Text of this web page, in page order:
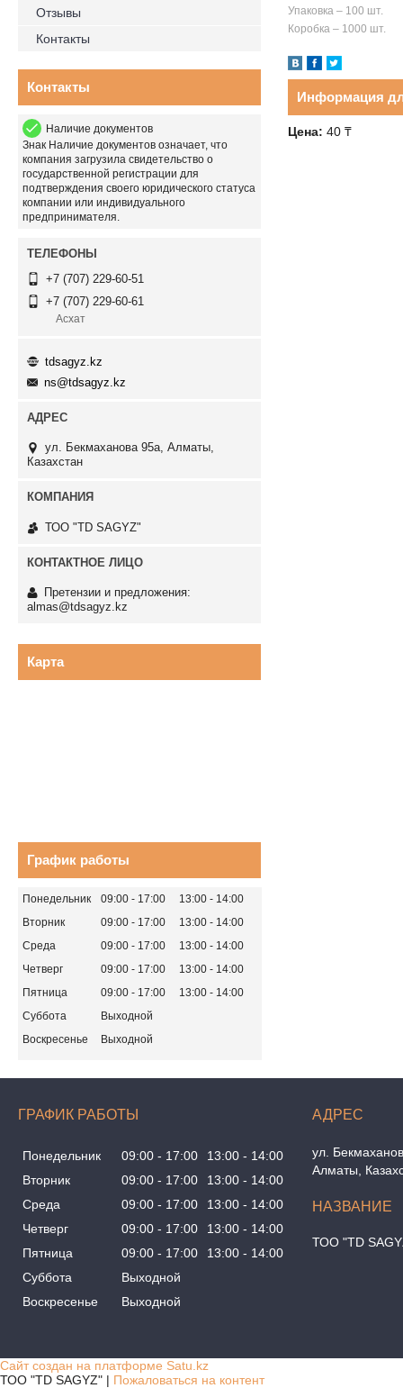
Упаковка – 100 шт.
Коробка – 1000 шт.
Информация
Цена: 40 ₸
Отзывы
Контакты
Контакты
Наличие документов
Знак Наличие документов означает, что
компания загрузила свидетельство о
государственной регистрации для
подтверждения своего юридического статуса
компании или индивидуального
предпринимателя.
+7 (707) 229-60-51
+7 (707) 229-60-61
Асхат
tdsagyz.kz
ns@tdsagyz.kz
ул. Бекмаханова 95а, Алматы,
Казахстан
ТОО "TD SAGYZ"
Претензии и предложения:
almas@tdsagyz.kz
Карта
График работы
Понедельник 09:00 17:00 13:00
14:00
Вторник
09:00 17:00 13:00
14:00
Среда
09:00 17:00 13:00
14:00
Четверг
09:00 17:00 13:00
14:00
Пятница
09:00 17:00 13:00
14:00
Суббота
Выходной
Воскресенье
Выходной
ГРАФИК РАБОТЫ
Понедельник 09:00 17:00 13:00
14:00
Вторник
09:00 17:00 13:00
14:00
Среда
09:00 17:00 13:00
14:00
Четверг
09:00 17:00 13:00
14:00
Пятница
09:00 17:00 13:00
14:00
Суббота
Выходной
Воскресенье
Выходной
ул.
Алматы,
ТОО "TD
Сайт создан на платформе Satu.kz
ТОО "TD SAGYZ" | Пожаловаться на контент